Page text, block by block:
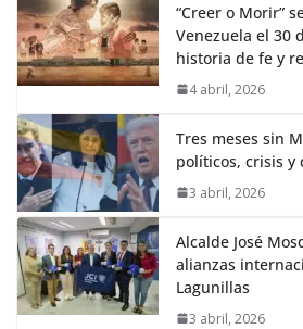
“Creer o Morir”
Venezuela el 30
historia de fe y
4 abril, 2026
Tres meses sin
políticos, crisis y
3 abril, 2026
Alcalde José
alianzas
Lagunillas
3 abril, 2026